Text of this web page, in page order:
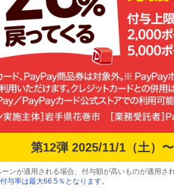
第12弾 2025/11/1（土）〜
ンが適用される場合、付与額が高いものが適用さ
与率は最大66.5％となります。